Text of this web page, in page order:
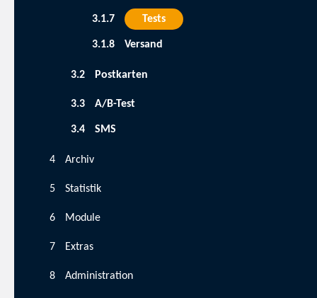
Tests
Versand
Postkarten
A/B-Test
SMS
Archiv
Statistik
Module
Extras
Administration